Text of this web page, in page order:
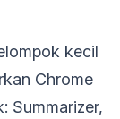
kecil
Chrome
Summarizer,